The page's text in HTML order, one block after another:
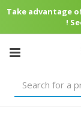
Take advantage
!